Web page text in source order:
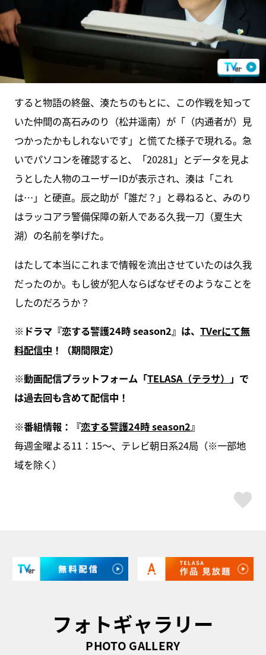
すると物語の終盤、湊たちのもとに、この作戦を知って
いた仲間の髙石みのり（松井遥南）が「（内通者が）見
つかったかもしれないです」と慌てた様子で現れる。急
いでパソコンを確認すると、「20281」とデータを見よ
うとした人物のユーザーIDが表示され、湊は「これ
は…」と硬直。辰之助が「誰だ？」と尋ねると、みのり
はラッコアラ警備保障の新人である久我一刀（夏生大
湖）の名前を挙げた。
はたして本当にこれまで情報を流出させていたのは久我
だったのか。もし彼が犯人ならばなぜそのようなことを
したのだろうか？
※ドラマ『恋する警護24時 season2』は、 TVerにて無
料配信中 ！（期間限定）
※動画配信プラットフォーム「TELASA（テラサ） 」で
は過去回も含めて配信中！
※番組情報：『恋する警護24時 season2』
毎週金曜よる11：15～、テレビ朝日系24局（※一部地
域を除く）
フォトギャラリー
PHOTO GALLERY